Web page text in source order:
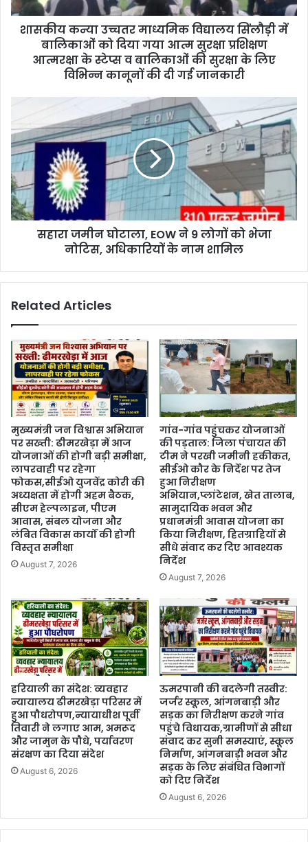
d
शासकीय कन्या उच्चतर माध्यमिक विद्यालय सिंलौड़ी में
बालिकाओं को दिया गया आत्म सुरक्षा प्रशिक्षण
आत्मरक्षा के स्टेप्स व बालिकाओं की सुरक्षा के लिए
विभिन्न कानूनों की दी गई जानकारी
सहारा जमीन घोटाला, EOW ने 9 लोगों को भेजा
नोटिस, अधिकारियों के नाम शामिल
Related Articles
मुख्यमंत्री जन विश्वास अभियान
पर सख्ती: ढीमरखेड़ा में आज
योजनाओं की होगी बड़ी समीक्षा,
लापरवाही पर रहेगा
फोकस,सीईओ युजवेंद्र कोरी की
अध्यक्षता में होगी अहम बैठक,
सीएम हेल्पलाइन, पीएम
आवास, संबल योजना और
लंबित विकास कार्यों की होगी
विस्तृत समीक्षा
August 7, 2026
गांव-गांव पहुंचकर योजनाओं
की पड़ताल: जिला पंचायत की
टीम ने परखी जमीनी हकीकत,
सीईओ कौर के निर्देश पर तेज
हुआ निरीक्षण
अभियान,प्लांटेशन, खेत तालाब,
सामुदायिक भवन और
प्रधानमंत्री आवास योजना का
किया निरीक्षण, हितग्राहियों से
सीधे संवाद कर दिए आवश्यक
निर्देश
August 7, 2026
हरियाली का संदेश: व्यवहार
न्यायालय ढीमरखेड़ा परिसर में
हुआ पौधरोपण,न्यायाधीश पूर्वी
तिवारी ने लगाए आम, अमरूद
और जामुन के पौधे, पर्यावरण
संरक्षण का दिया संदेश
August 6, 2026
ऊमरपानी की बदलेगी तस्वीर:
जर्जर स्कूल, आंगनबाड़ी और
सड़क का निरीक्षण करने गांव
पहुंचे विधायक,ग्रामीणों से सीधा
संवाद कर सुनी समस्याएं, स्कूल
निर्माण, आंगनबाड़ी भवन और
सड़क के लिए संबंधित विभागों
को दिए निर्देश
August 6, 2026